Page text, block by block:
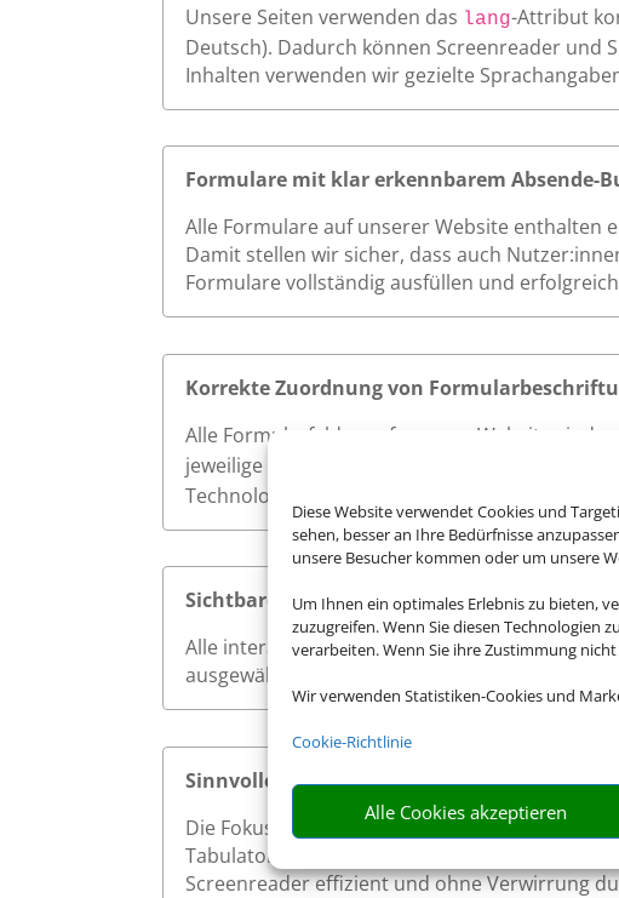
Diese Website verwendet Cookies und
sehen, besser an Ihre Bedürfnisse
unsere Besucher kommen oder um unsere
Um Ihnen ein optimales Erlebnis zu bieten,
zuzugreifen. Wenn Sie diesen Technologien
verarbeiten. Wenn Sie ihre Zustimmung
Wir verwenden Statistiken-Cookies und
Cookie-Richtlinie
Alle Cookies akzeptieren
Unsere Seiten verwenden das lang-Attribut
Deutsch). Dadurch können Screenreader
Inhalten verwenden wir gezielte
Formulare mit klar erkennbarem Absende-
Alle Formulare auf unserer Website enthalten
Damit stellen wir sicher, dass auch
Formulare vollständig ausfüllen und
Korrekte Zuordnung von
Alle Formularfelder auf unserer Website sind
jeweilige
des Eingabefeldes verweisen.
Technologien wie Screenreader die
Sichtbarer Fokus
Alle interaktiven Elemente auf unserer
ausgewählt werden. So ermöglichen wir eine
Sinnvolle Fokusreihenfolge bei
Die Fokusreihenfolge auf unserer Website ist
Tabulatortaste werden interaktive Elemente
Screenreader effizient und ohne Verwirrung